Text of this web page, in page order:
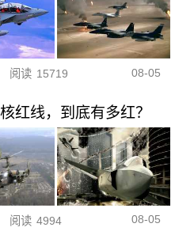
阅读 15719 08-05
红线，到底有多红？
阅读 4994 08-05